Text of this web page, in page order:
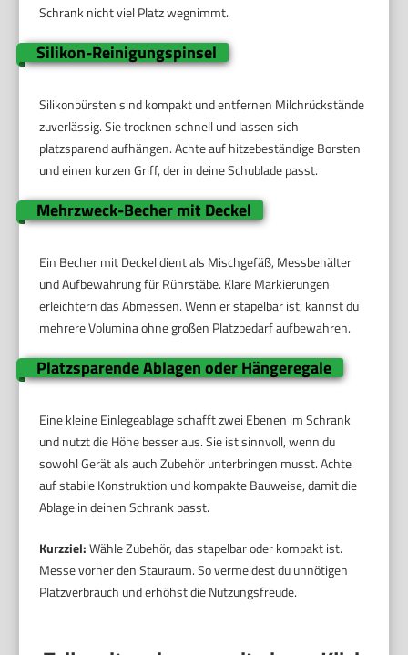
Schrank nicht viel Platz wegnimmt.
Silikon-Reinigungspinsel
Silikonbürsten sind kompakt und entfernen Milchrückstände
zuverlässig. Sie trocknen schnell und lassen sich
platzsparend aufhängen. Achte auf hitzebeständige Borsten
und einen kurzen Griff, der in deine Schublade passt.
Mehrzweck-Becher mit Deckel
Ein Becher mit Deckel dient als Mischgefäß, Messbehälter
und Aufbewahrung für Rührstäbe. Klare Markierungen
erleichtern das Abmessen. Wenn er stapelbar ist, kannst du
mehrere Volumina ohne großen Platzbedarf aufbewahren.
Platzsparende Ablagen oder Hängeregale
Eine kleine Einlegeablage schafft zwei Ebenen im Schrank
und nutzt die Höhe besser aus. Sie ist sinnvoll, wenn du
sowohl Gerät als auch Zubehör unterbringen musst. Achte
auf stabile Konstruktion und kompakte Bauweise, damit die
Ablage in deinen Schrank passt.
Kurzziel:Wähle Zubehör, das stapelbar oder kompakt ist.
Messe vorher den Stauraum. So vermeidest du unnötigen
Platzverbrauch und erhöhst die Nutzungsfreude.